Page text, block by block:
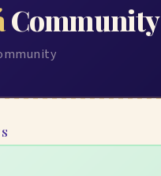
Community